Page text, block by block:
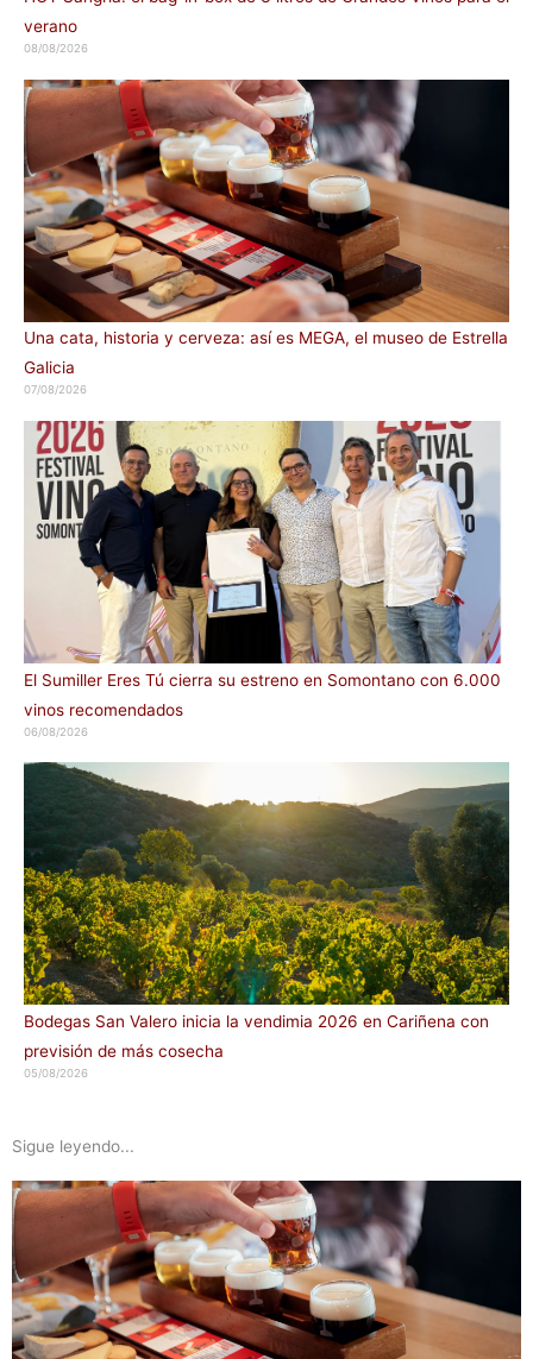
verano
08/08/2026
Una cata, historia y cerveza: así es MEGA, el museo de Estrella
Galicia
07/08/2026
El Sumiller Eres Tú cierra su estreno en Somontano con 6.000
vinos recomendados
06/08/2026
Bodegas San Valero inicia la vendimia 2026 en Cariñena con
previsión de más cosecha
05/08/2026
Sigue leyendo...